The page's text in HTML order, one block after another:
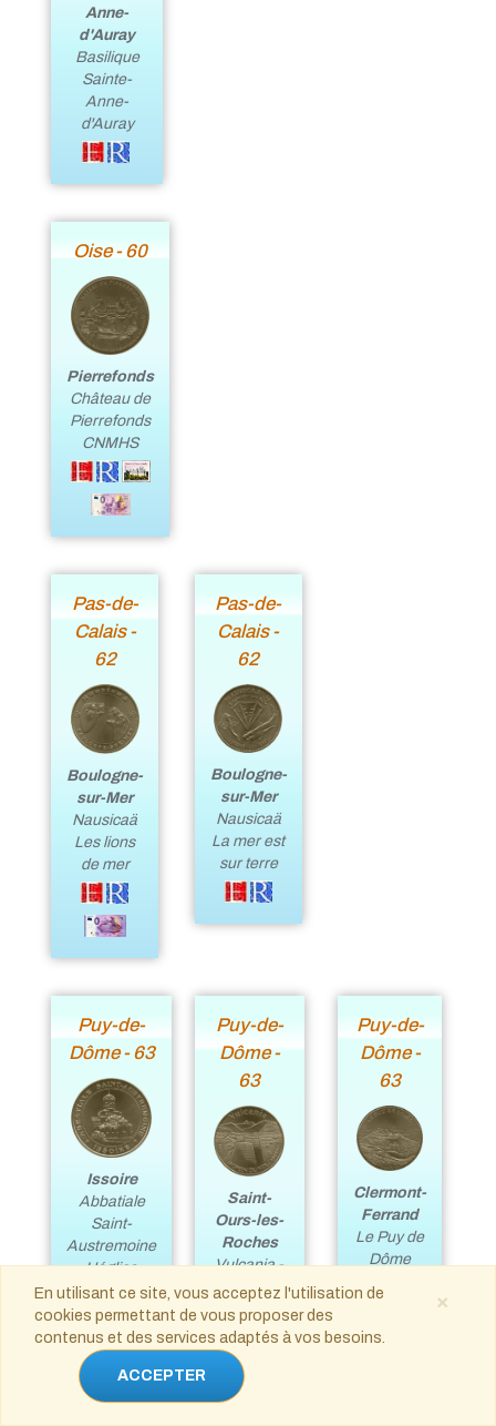
Anne-
d'Auray
Basilique
Sainte-
Anne-
d'Auray
Oise - 60
Pierrefonds
Château de
Pierrefonds
CNMHS
Pas-de-
Calais -
62
Boulogne-
sur-Mer
Nausicaä
Les lions
de mer
Pas-de-
Calais -
62
Boulogne-
sur-Mer
Nausicaä
La mer est
sur terre
Puy-de-
Dôme - 63
Issoire
Abbatiale
Saint-
Austremoine
L'église
Puy-de-
Dôme -
63
Saint-
Ours-les-
Roches
Vulcania -
Parc
européen
du
volcanisme
- Le cône &
la chaîne
Puy-de-
Dôme -
63
Clermont-
Ferrand
Le Puy de
Dôme
simple
×
En utilisant ce site, vous acceptez l'utilisation de
cookies permettant de vous proposer des
contenus et des services adaptés à vos besoins.
ACCEPTER